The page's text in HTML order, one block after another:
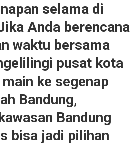
selama di
Anda berencana
waktu bersama
pusat kota
ke segenap
Bandung,
Bandung
bisa jadi pilihan